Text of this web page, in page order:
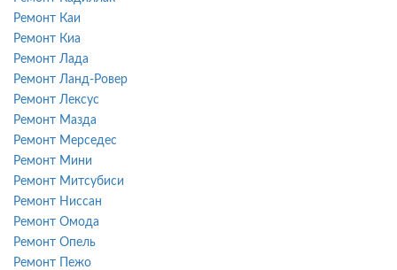
Ремонт Каи
Ремонт Киа
Ремонт Лада
Ремонт Ланд-Ровер
Ремонт Лексус
Ремонт Мазда
Ремонт Мерседес
Ремонт Мини
Ремонт Митсубиси
Ремонт Ниссан
Ремонт Омода
Ремонт Опель
Ремонт Пежо